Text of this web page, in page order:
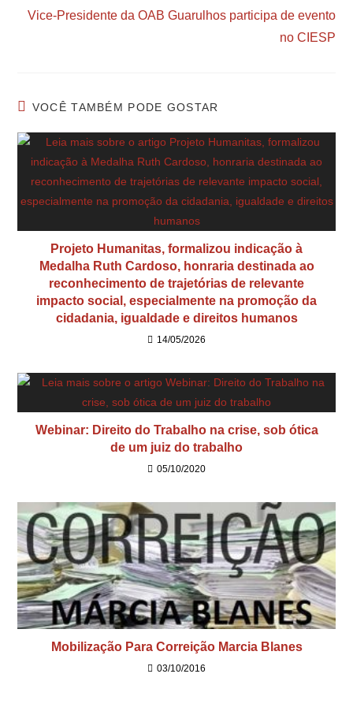
Vice-Presidente da OAB Guarulhos participa de evento
no CIESP
VOCÊ TAMBÉM PODE GOSTAR
Projeto Humanitas, formalizou indicação à
Medalha Ruth Cardoso, honraria destinada ao
reconhecimento de trajetórias de relevante
impacto social, especialmente na promoção da
cidadania, igualdade e direitos humanos
14/05/2026
Webinar: Direito do Trabalho na crise, sob ótica
de um juiz do trabalho
05/10/2020
Mobilização Para Correição Marcia Blanes
03/10/2016